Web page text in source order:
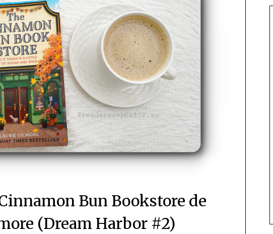
Bun Bookstore de
(Dream Harbor #2)